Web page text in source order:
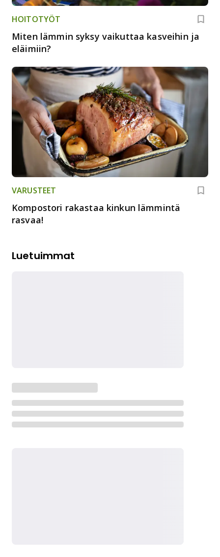
HOITOTYÖT
Miten lämmin syksy vaikuttaa kasveihin ja
eläimiin?
VARUSTEET
Kompostori rakastaa kinkun lämmintä
rasvaa!
Luetuimmat